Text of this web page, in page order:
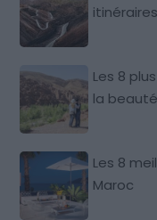
itinéraires
Les 8
la
Les 8
Maroc